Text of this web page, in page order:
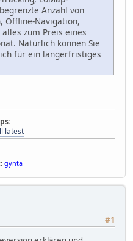
Anzahl von
Offline-Navigation,
zum Preis eines
Natürlich können Sie
für ein längerfristiges
latest
gynta
#1